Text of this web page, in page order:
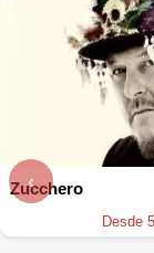
Zucchero
Desde
‹